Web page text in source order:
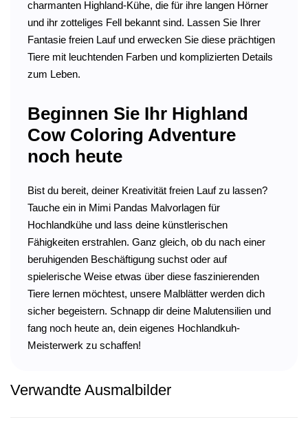
charmanten Highland-Kühe, die für ihre langen Hörner
und ihr zotteliges Fell bekannt sind. Lassen Sie Ihrer
Fantasie freien Lauf und erwecken Sie diese prächtigen
Tiere mit leuchtenden Farben und komplizierten Details
zum Leben.
Beginnen Sie Ihr Highland
Cow Coloring Adventure
noch heute
Bist du bereit, deiner Kreativität freien Lauf zu lassen?
Tauche ein in Mimi Pandas Malvorlagen für
Hochlandkühe und lass deine künstlerischen
Fähigkeiten erstrahlen. Ganz gleich, ob du nach einer
beruhigenden Beschäftigung suchst oder auf
spielerische Weise etwas über diese faszinierenden
Tiere lernen möchtest, unsere Malblätter werden dich
sicher begeistern. Schnapp dir deine Malutensilien und
fang noch heute an, dein eigenes Hochlandkuh-
Meisterwerk zu schaffen!
Verwandte Ausmalbilder